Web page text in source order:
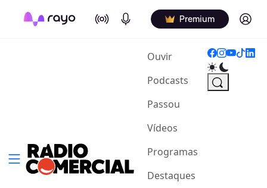
On Air Podcasts Premium Log in
Ouvir(current)
Podcasts
Passou
Vídeos
Programas
Destaques